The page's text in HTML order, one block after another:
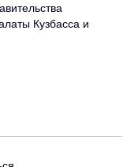
Кузбасса и